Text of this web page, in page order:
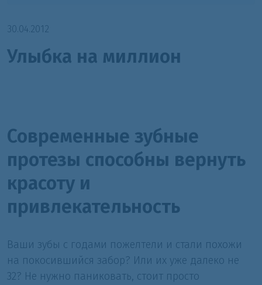
30.04.2012
Улыбка на миллион
Современные зубные
протезы способны вернуть
красоту и
привлекательность
Ваши зубы с годами пожелтели и стали похожи
на покосившийся забор? Или их уже далеко не
32? Не нужно паниковать, стоит просто